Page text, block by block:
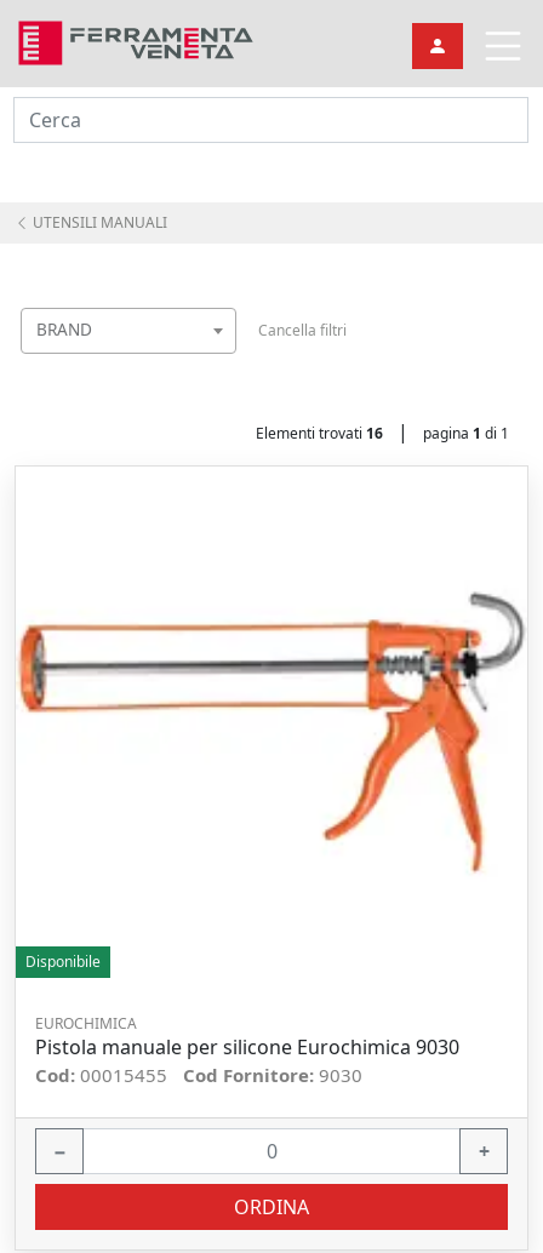
Cerca
UTENSILI MANUALI
BRAND Cancella filtri
Elementi trovati 16 | pagina 1 di 1
Disponibile
EUROCHIMICA
Pistola manuale per silicone Eurochimica 9030
Cod: 00015455 Cod Fornitore: 9030
− +
ORDINA